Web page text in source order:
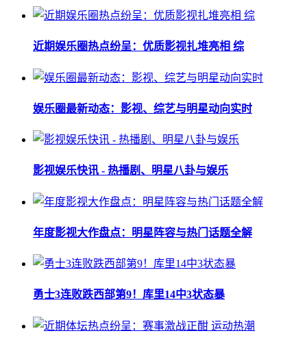
近期娱乐圈热点纷呈：优质影视扎堆亮相 综
娱乐圈最新动态：影视、综艺与明星动向实时
影视娱乐快讯 - 热播剧、明星八卦与娱乐
年度影视大作盘点：明星阵容与热门话题全解
勇士3连败跌西部第9！库里14中3状态暴